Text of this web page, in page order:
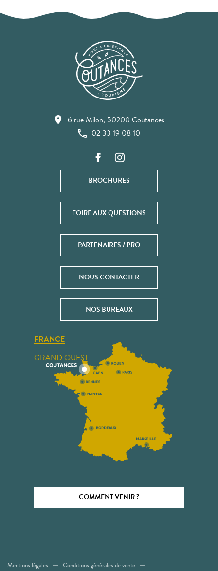
6 rue Milon, 50200 Coutances
02 33 19 08 10
BROCHURES
FOIRE AUX QUESTIONS
PARTENAIRES / PRO
NOUS CONTACTER
NOS BUREAUX
FRANCE
GRAND OUEST
COMMENT VENIR ?
Mentions légales Conditions générales de vente